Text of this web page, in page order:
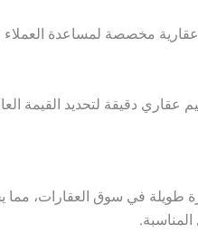
مخصصة لمساعدة العملاء
عقاري دقيقة لتحديد القيمة
طويلة في سوق العقارات، مما